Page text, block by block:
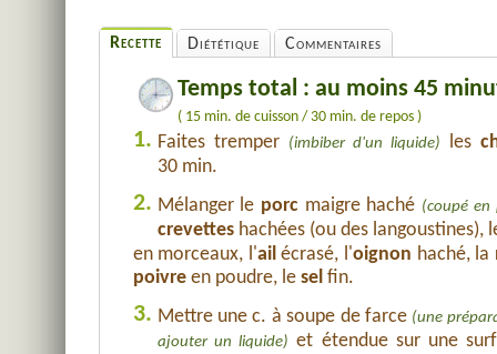
Recette Diététique Commentaires
Temps total : au moins 45
( 15 min. de cuisson / 30 min. de repos )
1. Faites tremper (imbiber d'un liquide) les
30 min.
2. Mélanger le porcmaigre haché (coupé en
crevetteshachées (ou des langoustines),
en morceaux, l'ailécrasé, l'oignon haché, la
poivreen poudre, le selfin.
3. Mettre une c. à soupe de farce (une
ajouter un liquide) et étendue sur une